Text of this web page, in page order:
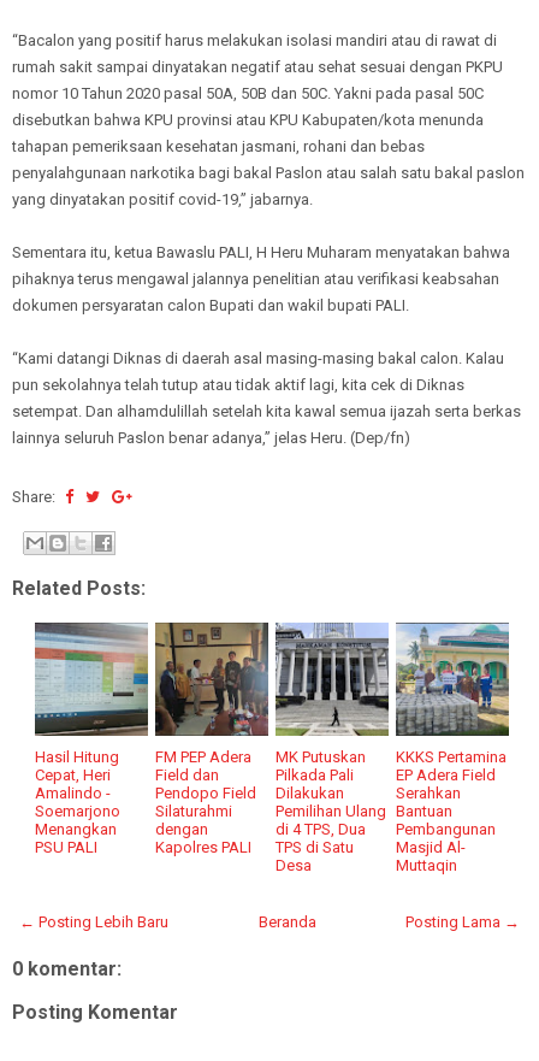
“Bacalon yang positif harus melakukan isolasi mandiri atau di rawat di
rumah sakit sampai dinyatakan negatif atau sehat sesuai dengan PKPU
nomor 10 Tahun 2020 pasal 50A, 50B dan 50C. Yakni pada pasal 50C
disebutkan bahwa KPU provinsi atau KPU Kabupaten/kota menunda
tahapan pemeriksaan kesehatan jasmani, rohani dan bebas
penyalahgunaan narkotika bagi bakal Paslon atau salah satu bakal paslon
yang dinyatakan positif covid-19,” jabarnya.
Sementara itu, ketua Bawaslu PALI, H Heru Muharam menyatakan bahwa
pihaknya terus mengawal jalannya penelitian atau verifikasi keabsahan
dokumen persyaratan calon Bupati dan wakil bupati PALI.
“Kami datangi Diknas di daerah asal masing-masing bakal calon. Kalau
pun sekolahnya telah tutup atau tidak aktif lagi, kita cek di Diknas
setempat. Dan alhamdulillah setelah kita kawal semua ijazah serta berkas
lainnya seluruh Paslon benar adanya,” jelas Heru. (Dep/fn)
Share:
Related Posts:
Hasil Hitung
Cepat, Heri
Amalindo -
Soemarjono
Menangkan
PSU PALI
FM PEP Adera
Field dan
Pendopo Field
Silaturahmi
dengan
Kapolres PALI
MK Putuskan
Pilkada Pali
Dilakukan
Pemilihan Ulang
di 4 TPS, Dua
TPS di Satu
Desa
KKKS Pertamina
EP Adera Field
Serahkan
Bantuan
Pembangunan
Masjid Al-
Muttaqin
← Posting Lebih Baru Posting Lama →
Beranda
0 komentar:
Posting Komentar